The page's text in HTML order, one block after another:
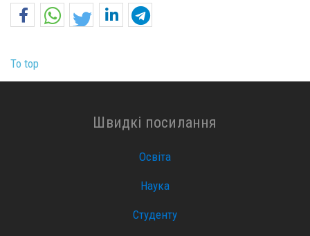
To top
Швидкі посилання
Освіта
Наука
Студенту